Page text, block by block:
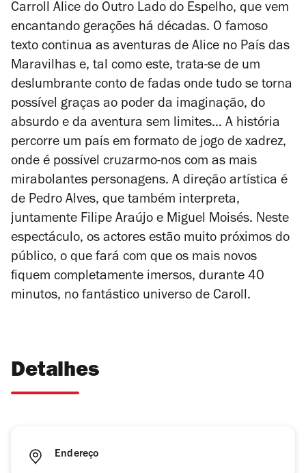
Carroll Alice do Outro Lado do Espelho, que vem
encantando gerações há décadas. O famoso
texto continua as aventuras de Alice no País das
Maravilhas e, tal como este, trata-se de um
deslumbrante conto de fadas onde tudo se torna
possível graças ao poder da imaginação, do
absurdo e da aventura sem limites… A história
percorre um país em formato de jogo de xadrez,
onde é possível cruzarmo-nos com as mais
mirabolantes personagens. A direção artística é
de Pedro Alves, que também interpreta,
juntamente Filipe Araújo e Miguel Moisés. Neste
espectáculo, os actores estão muito próximos do
público, o que fará com que os mais novos
fiquem completamente imersos, durante 40
minutos, no fantástico universo de Caroll.
Detalhes
Endereço